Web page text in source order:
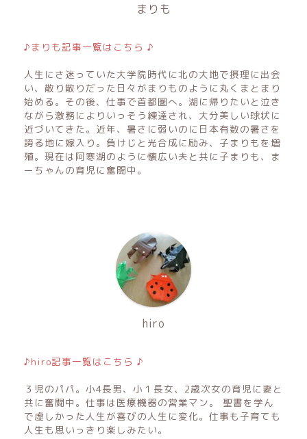
まりも
♪まりも記事一覧はこちら ♪
人生にさ迷っていた大学院時代に北の大地で摂理に出会
い、散り散りだった日々がまりものように丸くまとまり
始める。その後、仕事で首都圏へ。湖に帰りたいと泣き
ながら激務によりいっそう練達され、大分美しい球状に
近づいてきた。近年、暑さに弱いのに日本有数の暑さを
誇る地に嫁入り。負けじと光合成に励み、子まりもを増
殖。現在は阿寒湖のように懐広い夫と共に子まりも、ま
ーちゃんの育児に奮闘中。
hiro
♪hiro記事一覧はこちら ♪
３児のパパ。小4長男、小１長女、2歳次女の育児に妻と
共に奮闘中。仕事は医療機器の営業マン。 聖書を学ん
で虚しかった人生が喜びの人生に変化。仕事も子育ても
人生も思いっきり楽しみたい。